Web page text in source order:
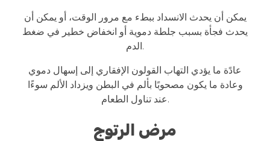
يمكن أن يحدث الانسداد ببطء مع مرور الوقت، أو يمكن أن
يحدث فجأة بسبب جلطة دموية أو انخفاض خطير في ضغط
الدم.
عادًة ما يؤدي التهاب القولون الإفقاري إلى إسهال دموي
وعادة ما يكون مصحوبًا بألم في البطن ويزداد الألم سوءًا
عند تناول الطعام.
مرض الرتوج